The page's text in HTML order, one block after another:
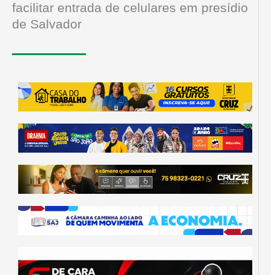
facilitar entrada de celulares em presídio
de Salvador